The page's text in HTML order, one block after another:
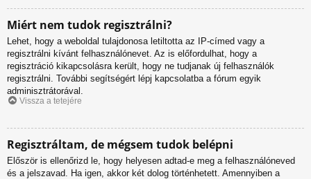
Miért nem tudok regisztrálni?
Lehet, hogy a weboldal tulajdonosa letiltotta az IP-címed vagy a
regisztrálni kívánt felhasználónevet. Az is előfordulhat, hogy a
regisztráció kikapcsolásra került, hogy ne tudjanak új felhasználók
regisztrálni. További segítségért lépj kapcsolatba a fórum egyik
adminisztrátorával.
Vissza a tetejére
Regisztráltam, de mégsem tudok belépni
Először is ellenőrizd le, hogy helyesen adtad-e meg a felhasználóneved
és a jelszavad. Ha igen, akkor két dolog történhetett. Amennyiben a